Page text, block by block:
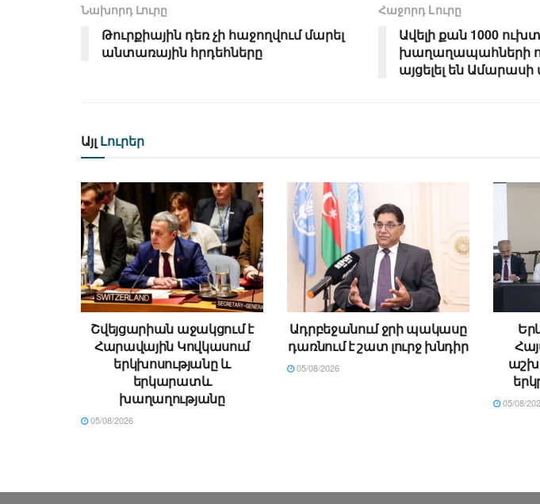
Նախորդ Լուրը
Թուրքիային դեռ չի հաջողվում մարել
անտառային հրդեհները
Հաջորդ Lուրը
Ավելի քան 1000
խաղաղապահների
այցելել են
Այլ Լուրեր
Շվեյցարիան աջակցում է
Հարավային Կովկասում
երկխոսությանը և
երկարատև
խաղաղությանը
05/08/2026
Ադրբեջանում ջրի պակասը
դառնում է շատ լուրջ խնդիր
05/08/2026
05/08/